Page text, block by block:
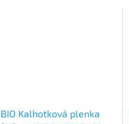
BIO Kalhotková plenka